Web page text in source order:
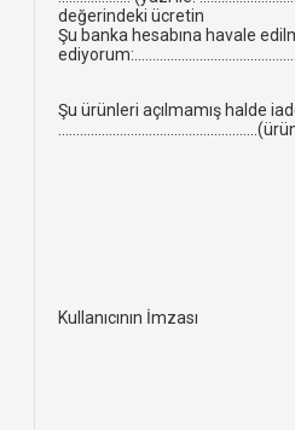
değerindeki ücretin
Şu banka hesabına havale
Şu ürünleri açılmamış halde
Kullanıcının İmzası